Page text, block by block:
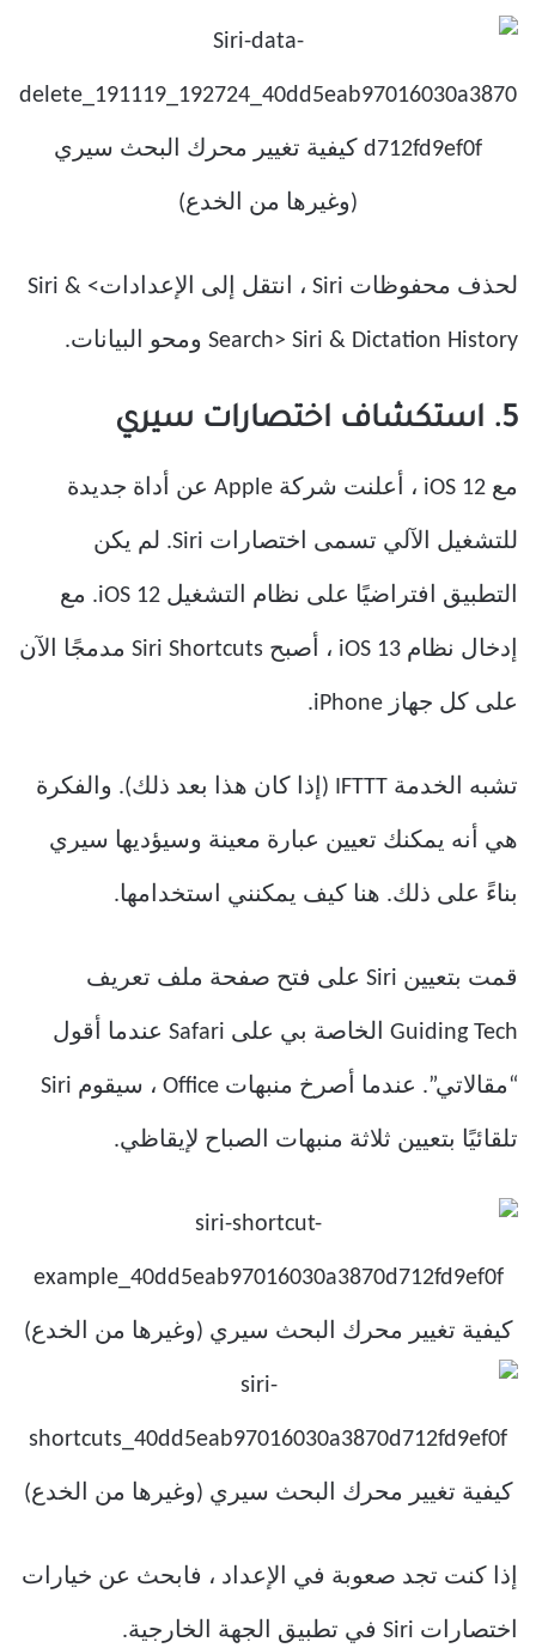
لحذف محفوظات Siri ، انتقل إلى الإعدادات> Siri &
Search> Siri & Dictation History ومحو البيانات.
5. استكشاف اختصارات سيري
مع iOS 12 ، أعلنت شركة Apple عن أداة جديدة
للتشغيل الآلي تسمى اختصارات Siri. لم يكن
التطبيق افتراضيًا على نظام التشغيل iOS 12. مع
إدخال نظام iOS 13 ، أصبح Siri Shortcuts مدمجًا الآن
على كل جهاز iPhone.
تشبه الخدمة IFTTT (إذا كان هذا بعد ذلك). والفكرة
هي أنه يمكنك تعيين عبارة معينة وسيؤديها سيري
بناءً على ذلك. هنا كيف يمكنني استخدامها.
قمت بتعيين Siri على فتح صفحة ملف تعريف
Guiding Tech الخاصة بي على Safari عندما أقول
“مقالاتي”. عندما أصرخ منبهات Office ، سيقوم Siri
تلقائيًا بتعيين ثلاثة منبهات الصباح لإيقاظي.
إذا كنت تجد صعوبة في الإعداد ، فابحث عن خيارات
اختصارات Siri في تطبيق الجهة الخارجية.